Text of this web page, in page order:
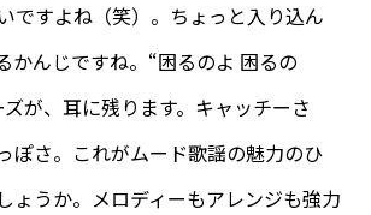
ですよね（笑）。ちょっと入り込ん
かんじですね。“困るのよ 困るの
が、耳に残ります。キャッチーさ
ぽさ。これがムード歌謡の魅力のひ
ょうか。メロディーもアレンジも強力